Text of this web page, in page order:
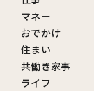
マネー
おでかけ
住まい
共働き家事
ライフ